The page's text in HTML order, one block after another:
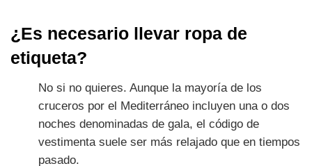
¿Es necesario llevar ropa de
etiqueta?
No si no quieres. Aunque la mayoría de los
cruceros por el Mediterráneo incluyen una o dos
noches denominadas de gala, el código de
vestimenta suele ser más relajado que en tiempos
pasado.